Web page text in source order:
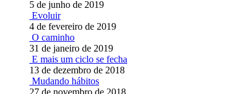
5 de junho de 2019
Evoluir
4 de fevereiro de 2019
O caminho
31 de janeiro de 2019
E mais um ciclo se fecha
13 de dezembro de 2018
Mudando hábitos
27 de novembro de 2018